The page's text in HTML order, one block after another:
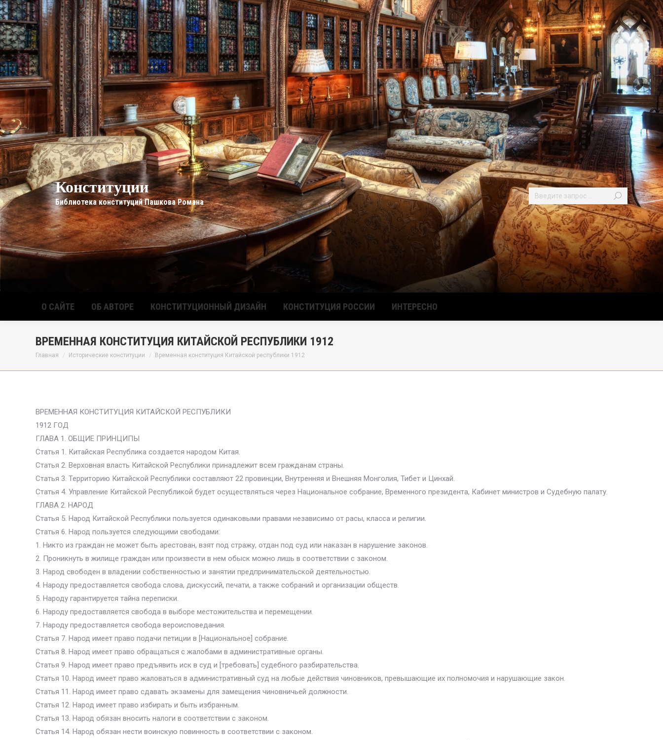
Конституции
Библиотека конституций Пашкова Романа
О САЙТЕ ОБ АВТОРЕ КОНСТИТУЦИОННЫЙ ДИЗАЙН КОНСТИТУЦИЯ РОССИИ ИНТЕРЕСНО
ВРЕМЕННАЯ КОНСТИТУЦИЯ КИТАЙСКОЙ РЕСПУБЛИКИ 1912
Вы здесь:
Главная Исторические конституции Временная конституция Китайской республики 1912
ВРЕМЕННАЯ КОНСТИТУЦИЯ КИТАЙСКОЙ РЕСПУБЛИКИ
1912 ГОД
ГЛАВА 1. ОБЩИЕ ПРИНЦИПЫ
Статья 1. Китайская Республика создается народом Китая.
Статья 2. Верховная власть Китайской Республики принадлежит всем гражданам страны.
Статья 3. Территорию Китайской Республики составляют 22 провинции, Внутренняя и Внешняя Монголия, Тибет и Цинхай.
Статья 4. Управление Китайской Республикой будет осуществляться через Национальное собрание, Временного президента, Кабинет министров и Судебную палату.
ГЛАВА 2. НАРОД
Статья 5. Народ Китайской Республики пользуется одинаковыми правами независимо от расы, класса и религии.
Статья 6. Народ пользуется следующими свободами:
1. Никто из граждан не может быть арестован, взят под стражу, отдан под суд или наказан в нарушение законов.
2. Проникнуть в жилище граждан или произвести в нем обыск можно лишь в соответствии с законом.
3. Народ свободен в владении собственностью и занятии предпринимательской деятельностью.
4. Народу предоставляется свобода слова, дискуссий, печати, а также собраний и организации обществ.
5. Народу гарантируется тайна переписки.
6. Народу предоставляется свобода в выборе местожительства и перемещении.
7. Народу предоставляется свобода вероисповедания.
Статья 7. Народ имеет право подачи петиции в [Национальное] собрание.
Статья 8. Народ имеет право обращаться с жалобами в административные органы.
Статья 9. Народ имеет право предъявить иск в суд и [требовать] судебного разбирательства.
Статья 10. Народ имеет право жаловаться в административный суд на любые действия чиновников, превышающие их полномочия и нарушающие закон.
Статья 11. Народ имеет право сдавать экзамены для замещения чиновничьей должности.
Статья 12. Народ имеет право избирать и быть избранным.
Статья 13. Народ обязан вносить налоги в соответствии с законом.
Статья 14. Народ обязан нести воинскую повинность в соответствии с законом.